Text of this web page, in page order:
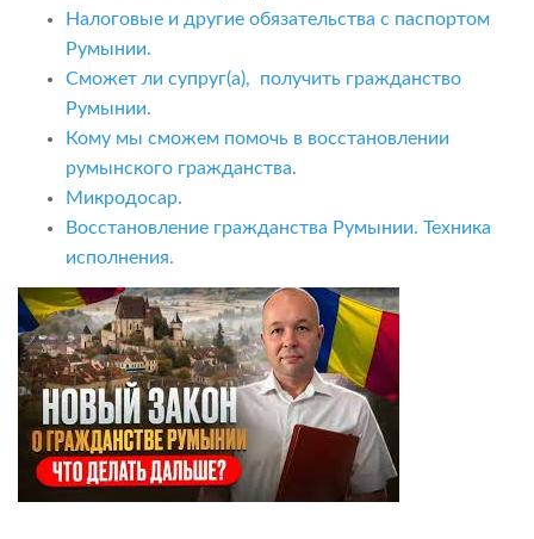
Налоговые и другие обязательства с паспортом
Румынии.
Сможет ли супруг(а), получить гражданство
Румынии.
Кому мы сможем помочь в восстановлении
румынского гражданства.
Микродосар.
Восстановление гражданства Румынии. Техника
исполнения.